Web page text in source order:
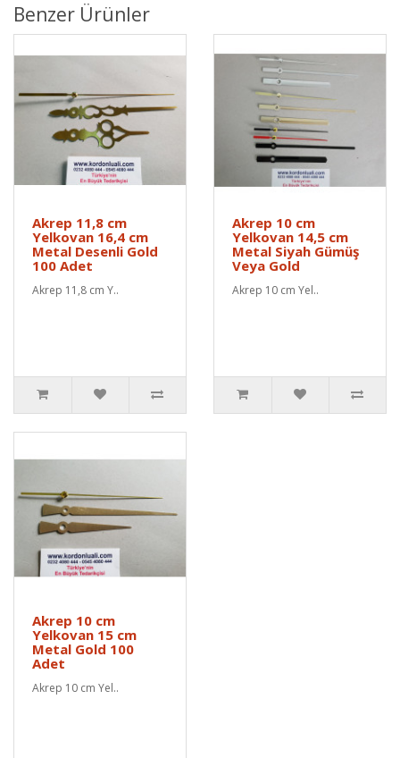
Benzer Ürünler
Akrep 11,8 cm
Yelkovan 16,4 cm
Metal Desenli Gold
100 Adet
Akrep 11,8 cm Y..
Akrep 10 cm
Yelkovan 14,5 cm
Metal Siyah Gümüş
Veya Gold
Akrep 10 cm Yel..
Akrep 10 cm
Yelkovan 15 cm
Metal Gold 100
Adet
Akrep 10 cm Yel..